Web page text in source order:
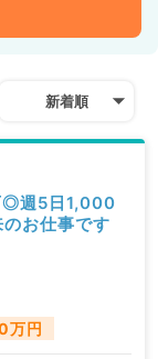
新着順
◎週5日1,000
お仕事です
万円